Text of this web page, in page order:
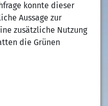
konnte dieser
Aussage zur
zusätzliche Nutzung
die Grünen